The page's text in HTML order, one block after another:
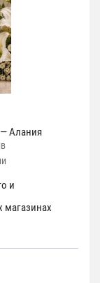
— Алания
и
магазинах